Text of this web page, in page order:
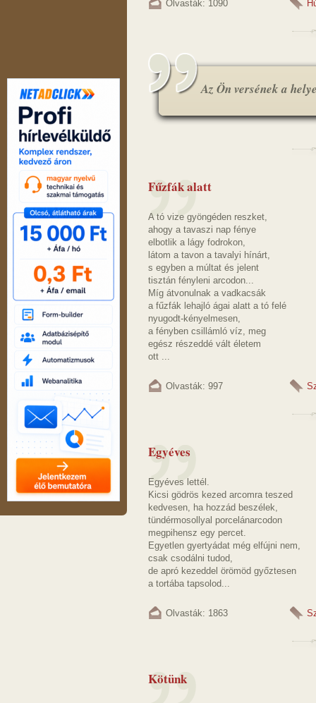
Olvasták: 1090
Az Ön versének a
Fűzfák alatt
A tó vize gyöngéden reszket,
ahogy a tavaszi nap fénye
elbotlik a lágy fodrokon,
látom a tavon a tavalyi hínárt,
s egyben a múltat és jelent
tisztán fényleni arcodon...
Míg átvonulnak a vadkacsák
a fűzfák lehajló ágai alatt a tó felé
nyugodt-kényelmesen,
a fényben csillámló víz, meg
egész részeddé vált életem
ott ...
Olvasták: 997
Egyéves
Egyéves lettél.
Kicsi gödrös kezed arcomra teszed
kedvesen, ha hozzád beszélek,
tündérmosollyal porcelánarcodon
megpihensz egy percet.
Egyetlen gyertyádat még elfújni nem,
csak csodálni tudod,
de apró kezeddel örömöd győztesen
a tortába tapsolod...
Olvasták: 1863
Kötünk